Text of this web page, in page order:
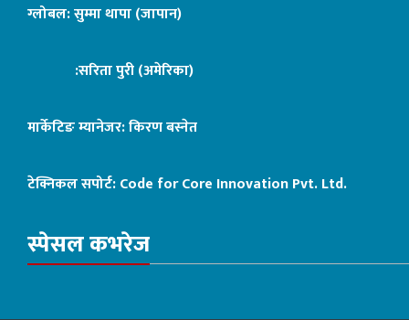
ग्लोबल: सुम्मा थापा (जापान)
:सरिता पुरी (अमेरिका)
मार्केटिङ म्यानेजर: किरण बस्नेत
टेक्निकल सपोर्ट:Code for Core Innovation Pvt. Ltd.
स्पेसल कभरेज